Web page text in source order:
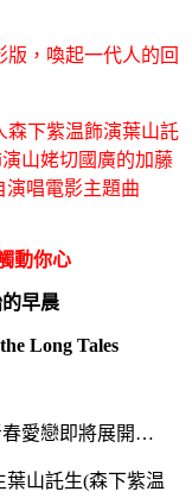
版，喚起一代人的回
森下紫温飾演葉山託
山姥切國廣的加藤
演唱電影主題曲
動你心
早晨
Long Tales
春愛戀即將展開…
葉山託生(森下紫温